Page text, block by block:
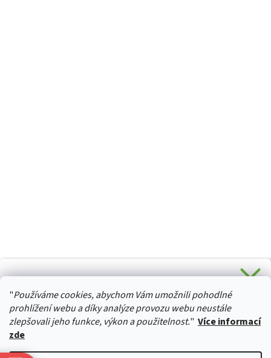
"Používáme cookies, abychom Vám umožnili pohodlné
prohlížení webu a díky analýze provozu webu neustále
zlepšovali jeho funkce, výkon a použitelnost." Více informací
zde
HURTTA-COLLECTION.CZ
Stačí se přihlásit k odběru novinek z našeho obchodu a je
Vaše :)
Ano, chci se přihlásit